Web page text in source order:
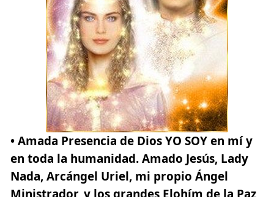
• Amada Presencia de Dios YO SOY en míy
en toda la humanidad. Amado Jesús, Lady
Nada, Arcángel Uriel, mi propio Ángel